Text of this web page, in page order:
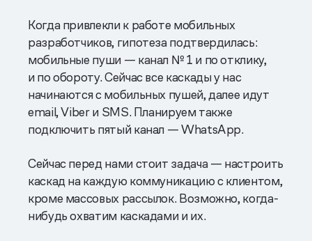
Когда привлекли к работе мобильных
разработчиков, гипотеза подтвердилась:
мобильные пуши — канал № 1 и по отклику,
и по обороту. Сейчас все каскады у нас
начинаются с мобильных пушей, далее идут
email, Viber и SMS. Планируем также
подключить пятый канал — WhatsApp.
Сейчас перед нами стоит задача — настроить
каскад на каждую коммуникацию с клиентом,
кроме массовых рассылок. Возможно, когда-
нибудь охватим каскадами и их.